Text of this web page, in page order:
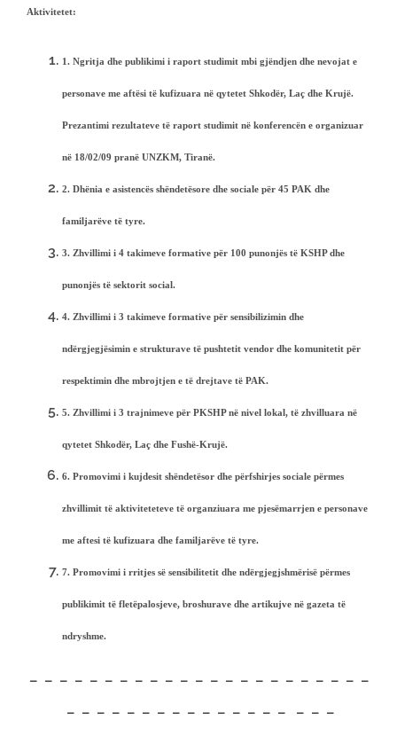
Aktivitetet:
1. Ngritja dhe publikimi i raport studimit mbi gjëndjen dhe nevojat e
personave me aftësi të kufizuara në qytetet Shkodër, Laç dhe Krujë.
Prezantimi rezultateve të raport studimit në konferencën e organizuar
në 18/02/09 pranë UNZKM, Tiranë.
2. Dhënia e asistencës shëndetësore dhe sociale për 45 PAK dhe
familjarëve të tyre.
3. Zhvillimi i 4 takimeve formative për 100 punonjës të KSHP dhe
punonjës të sektorit social.
4. Zhvillimi i 3 takimeve formative për sensibilizimin dhe
ndërgjegjësimin e strukturave të pushtetit vendor dhe komunitetit për
respektimin dhe mbrojtjen e të drejtave të PAK.
5. Zhvillimi i 3 trajnimeve për PKSHP në nivel lokal, të zhvilluara në
qytetet Shkodër, Laç dhe Fushë-Krujë.
6. Promovimi i kujdesit shëndetësor dhe përfshirjes sociale përmes
zhvillimit të aktiviteteteve të organziuara me pjesëmarrjen e personave
me aftesi të kufizuara dhe familjarëve të tyre.
7. Promovimi i rritjes së sensibilitetit dhe ndërgjegjshmërisë përmes
publikimit të fletëpalosjeve, broshurave dhe artikujve në gazeta të
ndryshme.
– – – – – – – – – – – – – – – – – – – – – – –
– – – – – – – – – – – – – – – – – –